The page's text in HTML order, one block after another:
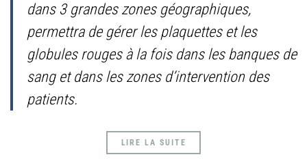
dans 3 grandes zones géographiques,
permettra de gérer les plaquettes et les
globules rouges à la fois dans les banques de
sang et dans les zones d’intervention des
patients.
LIRE LA SUITE